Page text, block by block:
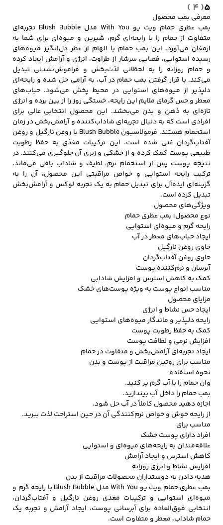
کفش مردانه شال و کلاه مردانه چتر مردانه
لباس زیر و راحتی
مردانه
لباس زیر مردانه لباس راحتی مردانه
5
( 4 )
معرفی بمب محصول
بمب عطری حمام ویت یو With You مدل Blush Bubble تجربه‌ای
متفاوت از حمام را با رایحه‌ای گرم، شیرین و میوه‌ای برای شما به
ارمغان می‌آورد. این بمب حمام با الهام از عطر دل‌انگیز میوه‌های
رسیده استوایی، فضایی سرشار از طراوت، انرژی و آرامش ایجاد کرده
و حمام روزانه را به لحظاتی لذت‌بخش و فراموش‌نشدنی تبدیل
می‌کند. با قرار گرفتن بمب حمام در آب، به آرامی حل شده و رایحه‌ای
دلپذیر از میوه‌های استوایی در محیط پخش می‌شود. حباب‌های
معطر و حس گرمای ملایم این رایحه، خستگی روز را از بین برده و انرژی
تازه‌ای به ذهن و بدن می‌بخشد. این محصول انتخابی عالی برای
افرادی است که به دنبال تجربه‌ای شاداب‌کننده و آرامش‌بخش در زمان
استحمام هستند. فرمولاسیون Blush Bubble با روغن نارگیل و روغن
آفتاب‌گردان غنی شده است. این ترکیبات مغذی به حفظ رطوبت
طبیعی پوست کمک کرده و از خشکی و زبری آن جلوگیری می‌کنند. در
نتیجه پوست پس از استحمام نرم، لطیف و شاداب باقی می‌ماند.
ترکیب رایحه استوایی و خواص مراقبتی این محصول، آن را به
گزینه‌ای ایده‌آل برای تبدیل حمام به یک تجربه لوکس و آرامش‌بخش
تبدیل کرده است.
ویژگی‌های محصول
نوع محصول: بمب عطری حمام
رایحه گرم و میوه‌ای استوایی
ایجاد حباب‌های معطر در آب
حاوی روغن نارگیل
حاوی روغن آفتاب‌گردان
آبرسان و نرم‌کننده پوست
کمک به کاهش استرس و افزایش شادابی
مناسب انواع پوست به ویژه پوست‌های خشک
مزایای محصول
ایجاد حس نشاط و انرژی
رایحه دلپذیر و ماندگار میوه‌های استوایی
کمک به حفظ رطوبت پوست
افزایش نرمی و لطافت پوست
ایجاد تجربه‌ای آرامش‌بخش و متفاوت در حمام
مناسب برای روتین مراقبت از پوست و بدن
نحوه استفاده
وان حمام را با آب گرم پر کنید.
بمب حمام را داخل آب بیندازید.
اجازه دهید محصول کاملاً در آب حل شود.
از رایحه خوش و خواص نرم‌کنندگی آن در حین استراحت لذت ببرید.
مناسب برای
افراد دارای پوست خشک
علاقه‌مندان به رایحه‌های میوه‌ای و استوایی
کاهش استرس و ایجاد آرامش
افزایش نشاط و انرژی روزانه
هدیه دادن به دوستداران محصولات مراقبت از بدن
بمب عطری حمام ویت یو With You مدل Blush Bubble با رایحه گرم و
میوه‌ای استوایی و ترکیبات مغذی روغن نارگیل و آفتاب‌گردان،
انتخابی فوق‌العاده برای آبرسانی پوست، ایجاد آرامش و تجربه یک
حمام شاداب، معطر و متفاوت است.